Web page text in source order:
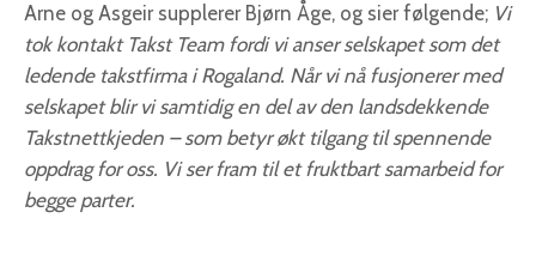
Arne og Asgeir supplerer Bjørn Åge, og sier følgende; Vi
tok kontakt Takst Team fordi vi anser selskapet som det
ledende takstfirma i Rogaland. Når vi nå fusjonerer med
selskapet blir vi samtidig en del av den landsdekkende
Takstnettkjeden – som betyr økt tilgang til spennende
oppdrag for oss. Vi ser fram til et fruktbart samarbeid for
begge parter.